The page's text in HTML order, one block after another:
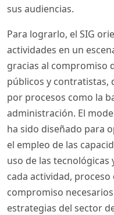
sus audiencias.
Para lograrlo, el SIG
actividades en un
gracias al compromiso
públicos y contratistas,
por procesos como la
administración. El
ha sido diseñado para
el empleo de las
uso de las
cada actividad,
compromiso
estrategias del sector